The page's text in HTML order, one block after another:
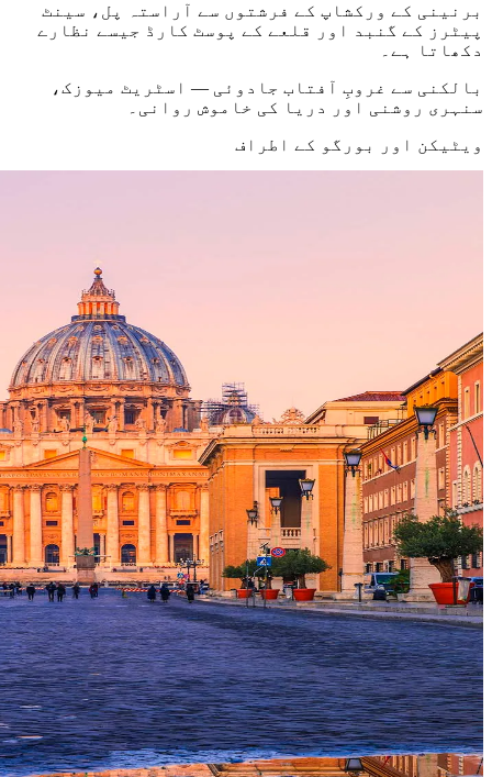
برنینی کے ورکشاپ کے فرشتوں سے آراستہ پل، سینٹ
پیٹرز کے گنبد اور قلعے کے پوسٹ کارڈ جیسے نظارے
دکھاتا ہے۔
بالکنی سے غروبِ آفتاب جادوئی — اسٹریٹ میوزک،
سنہری روشنی اور دریا کی خاموش روانی۔
ویٹیکن اور بورگو کے اطراف